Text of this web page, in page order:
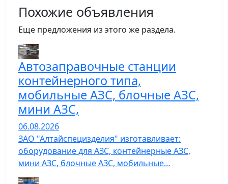
Похожие объявления
Еще предложения из этого же раздела.
Автозаправочные станции
контейнерного типа,
мобильные АЗС, блочные АЗС,
мини АЗС,
06.08.2026
ЗАО "Алтайспецизделия" изготавливает:
оборудование для АЗС, контейнерные АЗС,
мини АЗС, блочные АЗС, мобильные…